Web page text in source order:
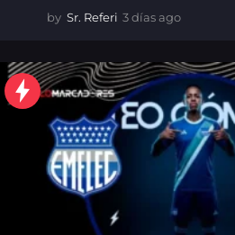
by Sr. Referi 3 días ago
a
a
g
o